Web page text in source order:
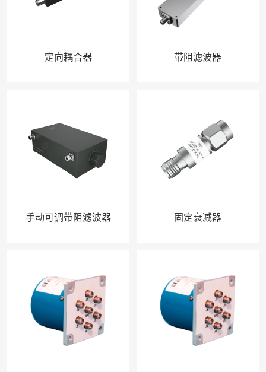
定向耦合器 带阻滤波器
手动可调带阻滤波器 固定衰减器